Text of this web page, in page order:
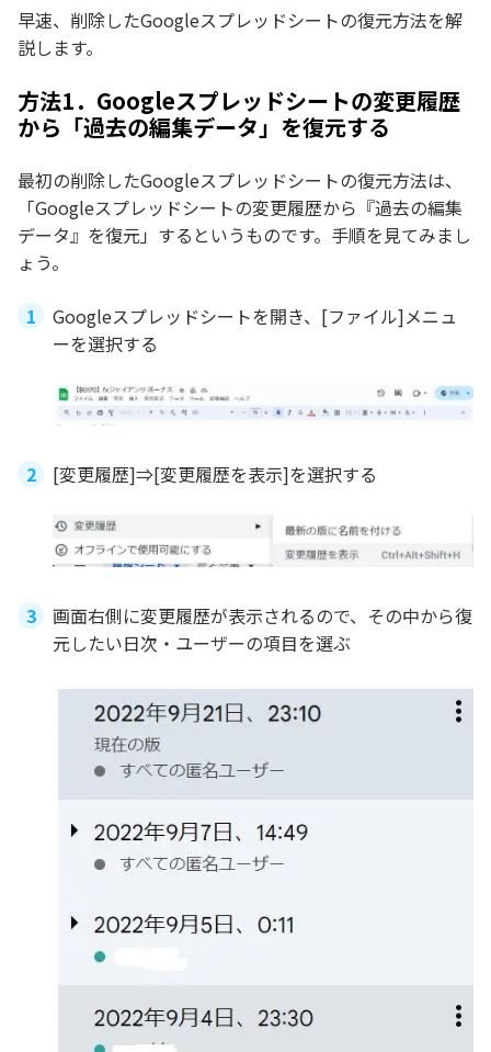
早速、削除したGoogleスプレッドシートの復元方法を解
説します。
方法1．Googleスプレッドシートの変更履歴
から「過去の編集データ」を復元する
最初の削除したGoogleスプレッドシートの復元方法は、
「Googleスプレッドシートの変更履歴から『過去の編集
データ』を復元」するというものです。手順を見てみまし
ょう。
Googleスプレッドシートを開き、[ファイル]メニュ
ーを選択する
[変更履歴]⇒[変更履歴を表示]を選択する
画面右側に変更履歴が表示されるので、その中から復
元したい日次・ユーザーの項目を選ぶ